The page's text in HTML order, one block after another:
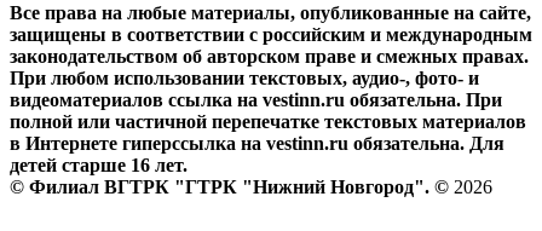
Все права на любые материалы, опубликованные на сайте,
защищены в соответствии с российским и международным
законодательством об авторском праве и смежных правах.
При любом использовании текстовых, аудио-, фото- и
видеоматериалов ссылка на vestinn.ru обязательна. При
полной или частичной перепечатке текстовых материалов
в Интернете гиперссылка на vestinn.ru обязательна. Для
детей старше 16 лет.
© Филиал ВГТРК "ГТРК "Нижний Новгород". © 2026